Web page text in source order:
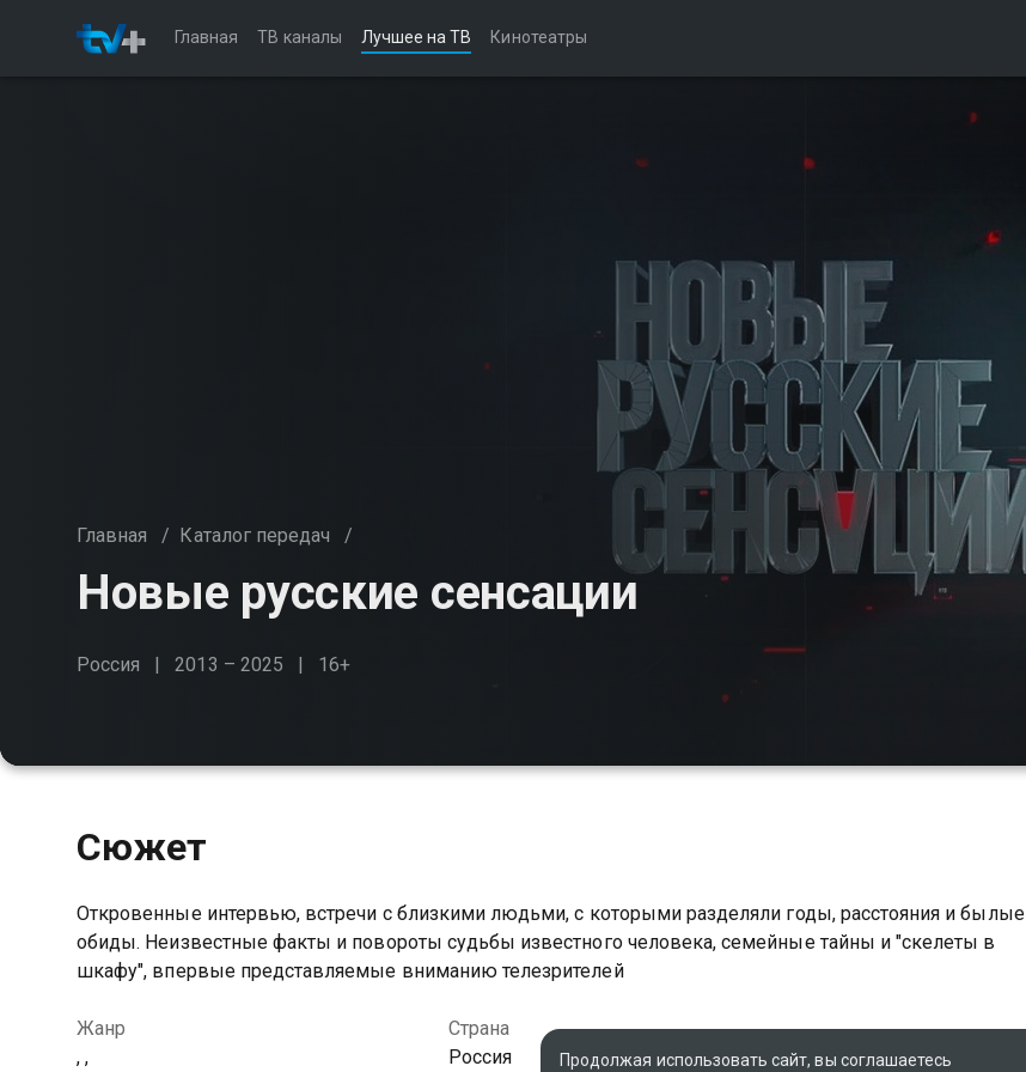
Главная ТВ каналы Лучшее на ТВ Кинотеатры
Главная / Каталог передач /
Новые русские сенсации
Россия 2013 – 2025 16+
Сюжет
Откровенные интервью, встречи с близкими людьми, с которыми разделяли годы, расстояния и былые
обиды. Неизвестные факты и повороты судьбы известного человека, семейные тайны и "скелеты в
шкафу", впервые представляемые вниманию телезрителей
Жанр
, ,
Страна
Россия
Продолжая использовать сайт, вы соглашаетесь